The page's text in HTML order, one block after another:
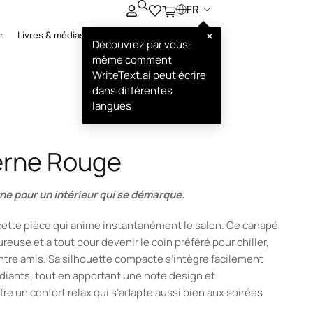
Livres & médias
FR
×
Découvrez par vous-
même comment
WriteText.ai peut écrire
dans différentes
langues
Rouge
pour un intérieur qui se démarque.
pièce qui anime instantanément le salon. Ce canapé
et a tout pour devenir le coin préféré pour chiller,
amis. Sa silhouette compacte s’intègre facilement
tout en apportant une note design et
un confort relax qui s’adapte aussi bien aux soirées